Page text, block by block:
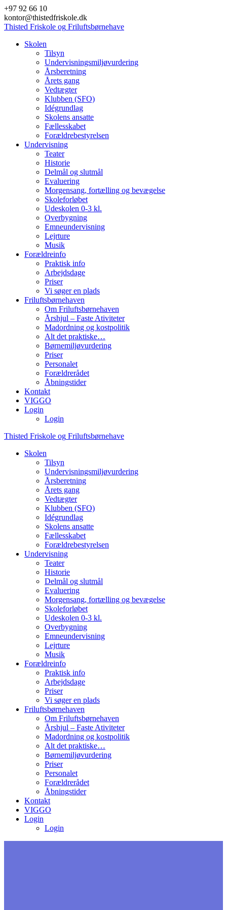
Skip
to
content
+97 92 66 10
kontor@thistedfriskole.dk
Thisted Friskole og Friluftsbørnehave
Skolen
Tilsyn
Undervisningsmiljøvurdering
Årsberetning
Årets gang
Vedtægter
Klubben (SFO)
Idégrundlag
Skolens ansatte
Fællesskabet
Forældrebestyrelsen
Undervisning
Teater
Historie
Delmål og slutmål
Evaluering
Morgensang, fortælling og bevægelse
Skoleforløbet
Udeskolen 0-3 kl.
Overbygning
Emneundervisning
Lejrture
Musik
Forældreinfo
Praktisk info
Arbejdsdage
Priser
Vi søger en plads
Friluftsbørnehaven
Om Friluftsbørnehaven
Årshjul – Faste Ativiteter
Madordning og kostpolitik
Alt det praktiske…
Børnemiljøvurdering
Priser
Personalet
Forældrerådet
Åbningstider
Kontakt
VIGGO
Login
Login
Thisted Friskole og Friluftsbørnehave
Skolen
Tilsyn
Undervisningsmiljøvurdering
Årsberetning
Årets gang
Vedtægter
Klubben (SFO)
Idégrundlag
Skolens ansatte
Fællesskabet
Forældrebestyrelsen
Undervisning
Teater
Historie
Delmål og slutmål
Evaluering
Morgensang, fortælling og bevægelse
Skoleforløbet
Udeskolen 0-3 kl.
Overbygning
Emneundervisning
Lejrture
Musik
Forældreinfo
Praktisk info
Arbejdsdage
Priser
Vi søger en plads
Friluftsbørnehaven
Om Friluftsbørnehaven
Årshjul – Faste Ativiteter
Madordning og kostpolitik
Alt det praktiske…
Børnemiljøvurdering
Priser
Personalet
Forældrerådet
Åbningstider
Kontakt
VIGGO
Login
Login